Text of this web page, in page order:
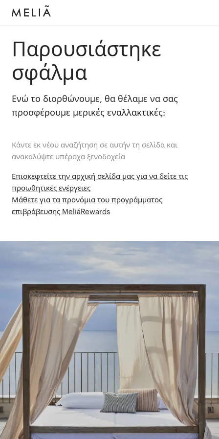
Παρουσιάστηκε
σφάλμα
Ενώ το διορθώνουμε, θα θέλαμε να σας
προσφέρουμε μερικές εναλλακτικές:
Κάντε εκ νέου αναζήτηση σε αυτήν τη σελίδα και
ανακαλύψτε υπέροχα ξενοδοχεία
Επισκεφτείτε την αρχική σελίδα μας για να δείτε τις
προωθητικές ενέργειες
Μάθετε για τα προνόμια του προγράμματος
επιβράβευσης MeliáRewards